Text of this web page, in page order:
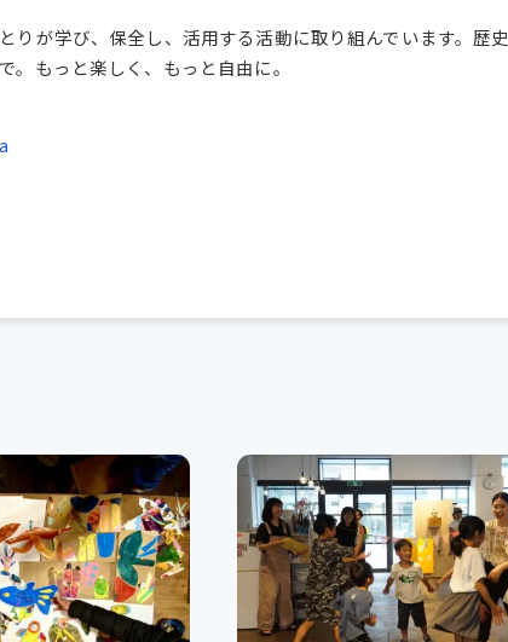
が学び、保全し、活用する活動に取り組んでいます。歴史
。もっと楽しく、もっと自由に。